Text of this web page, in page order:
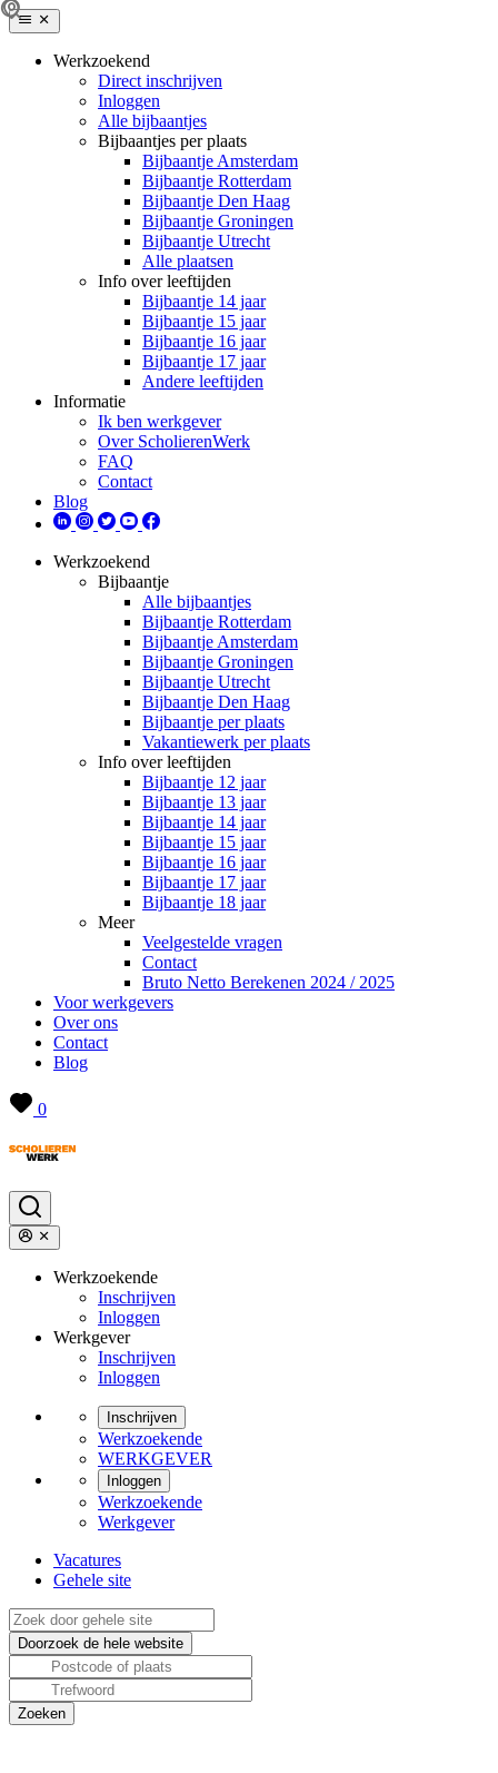
Werkzoekend
Direct inschrijven
Inloggen
Alle bijbaantjes
Bijbaantjes per plaats
Bijbaantje Amsterdam
Bijbaantje Rotterdam
Bijbaantje Den Haag
Bijbaantje Groningen
Bijbaantje Utrecht
Alle plaatsen
Info over leeftijden
Bijbaantje 14 jaar
Bijbaantje 15 jaar
Bijbaantje 16 jaar
Bijbaantje 17 jaar
Andere leeftijden
Informatie
Ik ben werkgever
Over ScholierenWerk
FAQ
Contact
Blog
Werkzoekend
Bijbaantje
Alle bijbaantjes
Bijbaantje Rotterdam
Bijbaantje Amsterdam
Bijbaantje Groningen
Bijbaantje Utrecht
Bijbaantje Den Haag
Bijbaantje per plaats
Vakantiewerk per plaats
Info over leeftijden
Bijbaantje 12 jaar
Bijbaantje 13 jaar
Bijbaantje 14 jaar
Bijbaantje 15 jaar
Bijbaantje 16 jaar
Bijbaantje 17 jaar
Bijbaantje 18 jaar
Meer
Veelgestelde vragen
Contact
Bruto Netto Berekenen 2024 / 2025
Voor werkgevers
Over ons
Contact
Blog
0
Werkzoekende
Inschrijven
Inloggen
Werkgever
Inschrijven
Inloggen
Inschrijven
Werkzoekende
WERKGEVER
Inloggen
Werkzoekende
Werkgever
Vacatures
Gehele site